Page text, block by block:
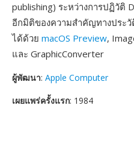
publishing) ระหว่างการปฏิวัติ
อีกมิติของความสำคัญทางประ
ได้ด้วย macOS Preview,
และ GraphicConverter
ผู้พัฒนา: Apple Computer
เผยแพร่ครั้งแรก: 1984